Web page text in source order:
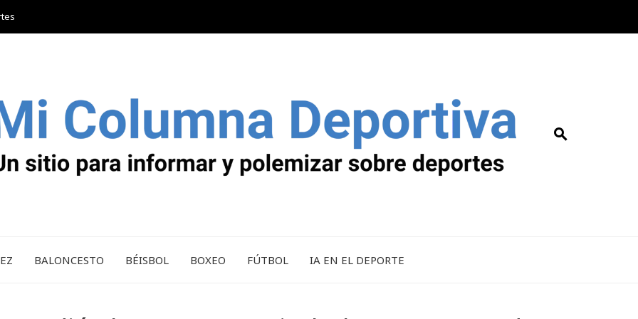
BALONCESTO BÉISBOL BOXEO FÚTBOL IA EN EL DEPORTE